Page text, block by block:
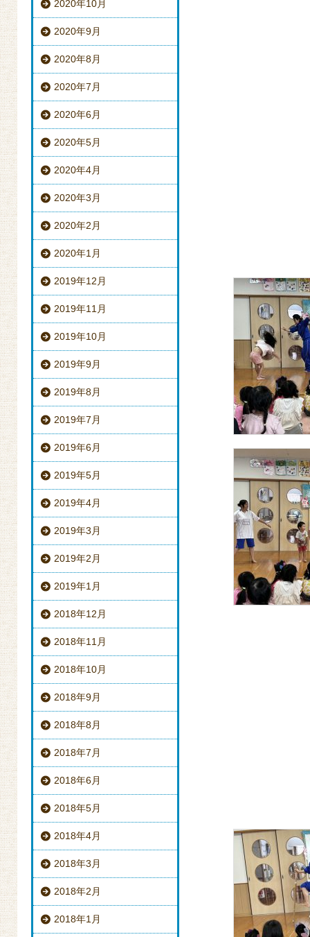
2020年10月
2020年9月
2020年8月
2020年7月
2020年6月
2020年5月
2020年4月
2020年3月
2020年2月
2020年1月
2019年12月
2019年11月
2019年10月
2019年9月
2019年8月
2019年7月
2019年6月
2019年5月
2019年4月
2019年3月
2019年2月
2019年1月
2018年12月
2018年11月
2018年10月
2018年9月
2018年8月
2018年7月
2018年6月
2018年5月
2018年4月
2018年3月
2018年2月
2018年1月